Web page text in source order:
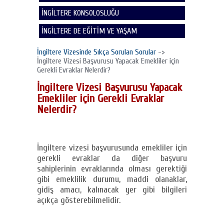
İNGİLTERE KONSOLOSLUĞU
İNGİLTERE DE EĞİTİM VE YAŞAM
İngiltere Vizesinde Sıkça Sorulan Sorular ->
İngiltere Vizesi Başvurusu Yapacak Emekliler için
Gerekli Evraklar Nelerdir?
İngiltere Vizesi Başvurusu Yapacak
Emekliler için Gerekli Evraklar
Nelerdir?
İngiltere vizesi başvurusunda emekliler için
gerekli evraklar da diğer başvuru
sahiplerinin evraklarında olması gerektiği
gibi emeklilik durumu, maddi olanaklar,
gidiş amacı, kalınacak yer gibi bilgileri
açıkça gösterebilmelidir.